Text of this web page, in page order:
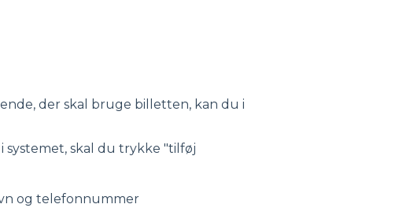
der skal bruge billetten, kan du i
systemet, skal du trykke "tilføj
og telefonnummer